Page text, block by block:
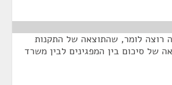
רוצה לומר, שהתוצאה של התקנות
של סיכום בין המפגינים לבין משרד